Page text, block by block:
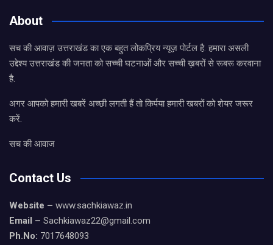
About
सच की आवाज़ उत्तराखंड का एक बहुत लोकप्रिय न्यूज़ पोर्टल है. हमारा असली
उद्देश्य उत्तराखंड की जनता को सच्ची घटनाओं और सच्ची ख़बरों से रूबरू करवाना
है.
अगर आपको हमारी खबरें अच्छी लगती हैं तो किर्पया हमारी खबरों को शेयर जरूर
करें.
सच की आवाज
Contact Us
Website – www.sachkiawaz.in
Email – Sachkiawaz22@gmail.com
Ph.No: 7017648093